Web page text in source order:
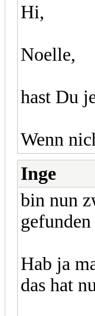
Hi,
Noelle,
hast Du
Wenn
Inge
bin nun
gefunden
Hab ja
das hat